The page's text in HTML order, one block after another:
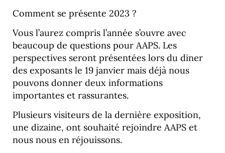
Comment se présente 2023 ?
Vous l’aurez compris l’année s’ouvre avec
beaucoup de questions pour AAPS. Les
perspectives seront présentées lors du diner
des exposants le 19 janvier mais déjà nous
pouvons donner deux informations
importantes et rassurantes.
Plusieurs visiteurs de la dernière exposition,
une dizaine, ont souhaité rejoindre AAPS et
nous nous en réjouissons.